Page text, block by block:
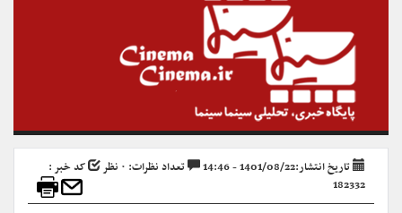
تاریخ انتشار:1401/08/22 - 14:46 تعداد نظرات: ۰ نظر
کد خبر :
182332